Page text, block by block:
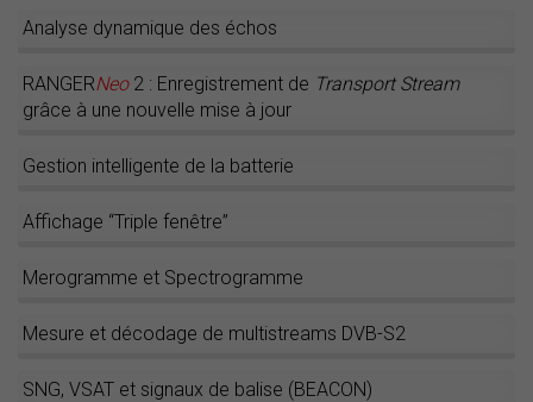
Analyse dynamique des échos
RANGERNeo2 : Enregistrement de Transport Stream
grâce à une nouvelle mise à jour
Gestion intelligente de la batterie
Affichage “Triple fenêtre”
Merogramme et Spectrogramme
Mesure et décodage de multistreams DVB-S2
SNG, VSAT et signaux de balise (BEACON)